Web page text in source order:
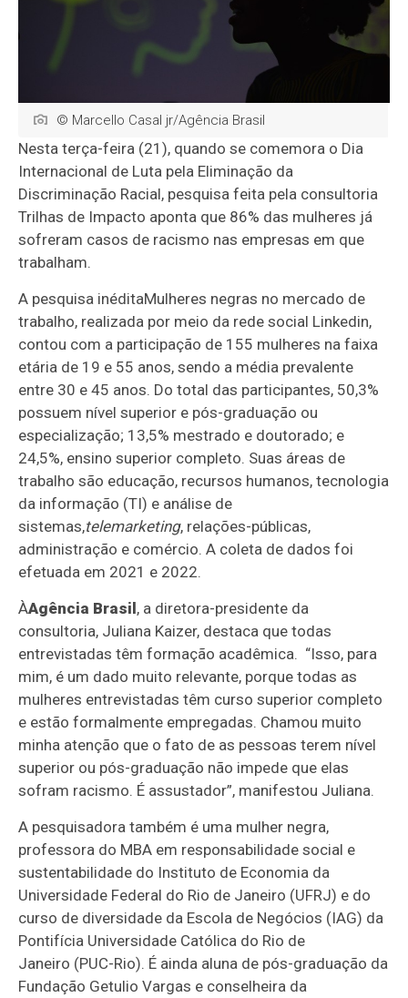
© Marcello Casal jr/Agência Brasil
Nesta terça-feira (21), quando se comemora o Dia
Internacional de Luta pela Eliminação da
Discriminação Racial, pesquisa feita pela consultoria
Trilhas de Impacto aponta que 86% das mulheres já
sofreram casos de racismo nas empresas em que
trabalham.
A pesquisa inéditaMulheres negras no mercado de
trabalho, realizada por meio da rede social Linkedin,
contou com a participação de 155 mulheres na faixa
etária de 19 e 55 anos, sendo a média prevalente
entre 30 e 45 anos. Do total das participantes, 50,3%
possuem nível superior e pós-graduação ou
especialização; 13,5% mestrado e doutorado; e
24,5%, ensino superior completo. Suas áreas de
trabalho são educação, recursos humanos, tecnologia
da informação (TI) e análise de
sistemas,telemarketing, relações-públicas,
administração e comércio. A coleta de dados foi
efetuada em 2021 e 2022.
ÀAgência Brasil, a diretora-presidente da
consultoria, Juliana Kaizer, destaca que todas
entrevistadas têm formação acadêmica. “Isso, para
mim, é um dado muito relevante, porque todas as
mulheres entrevistadas têm curso superior completo
e estão formalmente empregadas. Chamou muito
minha atenção que o fato de as pessoas terem nível
superior ou pós-graduação não impede que elas
sofram racismo. É assustador”, manifestou Juliana.
A pesquisadora também é uma mulher negra,
professora do MBA em responsabilidade social e
sustentabilidade do Instituto de Economia da
Universidade Federal do Rio de Janeiro (UFRJ) e do
curso de diversidade da Escola de Negócios (IAG) da
Pontifícia Universidade Católica do Rio de
Janeiro (PUC-Rio). É ainda aluna de pós-graduação da
Fundação Getulio Vargas e conselheira da